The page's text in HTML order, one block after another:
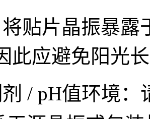
将贴片晶振暴露
此应避免阳光
/ pH值环境：